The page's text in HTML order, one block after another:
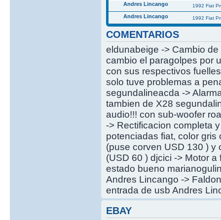
Andres Lincango 1992 Fiat
Andres Lincango 1992 Fiat
COMENTARIOS
eldunabeige -> Cambio
cambio el paragolpes por
con sus respectivos
solo tuve problemas a
segundalineacda ->
tambien de X28
audio!!! con sub-woofer
-> Rectificacion completa
potenciadas fiat, color
(puse corven USD 130 ) y
(USD 60 ) djcici -> Motor
estado bueno
Andres Lincango ->
entrada de usb Andres
EBAY